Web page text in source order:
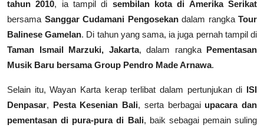
tahun 2010, ia tampil di sembilan kota di Amerika Serikat
bersama Sanggar Cudamani Pengosekandalam rangka Tour
Balinese Gamelan. Di tahun yang sama, ia juga pernah tampil di
Taman Ismail Marzuki, Jakarta, dalam rangka Pementasan
Musik Baru bersama Group Pendro Made Arnawa.
Selain itu, Wayan Karta kerap terlibat dalam pertunjukan di ISI
Denpasar, Pesta Kesenian Bali, serta berbagai upacara dan
pementasan di pura-pura di Bali, baik sebagai pemain suling